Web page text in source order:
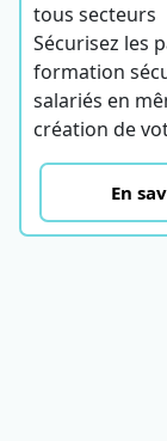
tous secteurs
Sécurisez les
formation
salariés en
création de
En